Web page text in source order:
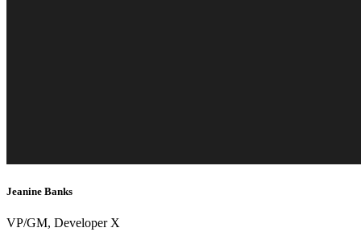
Jeanine Banks
VP/GM, Developer X